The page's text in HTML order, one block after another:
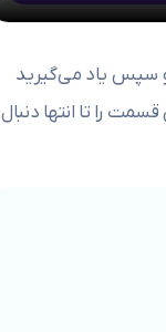
سپس یاد می‌گیرید
قسمت را تا انتها دنبال